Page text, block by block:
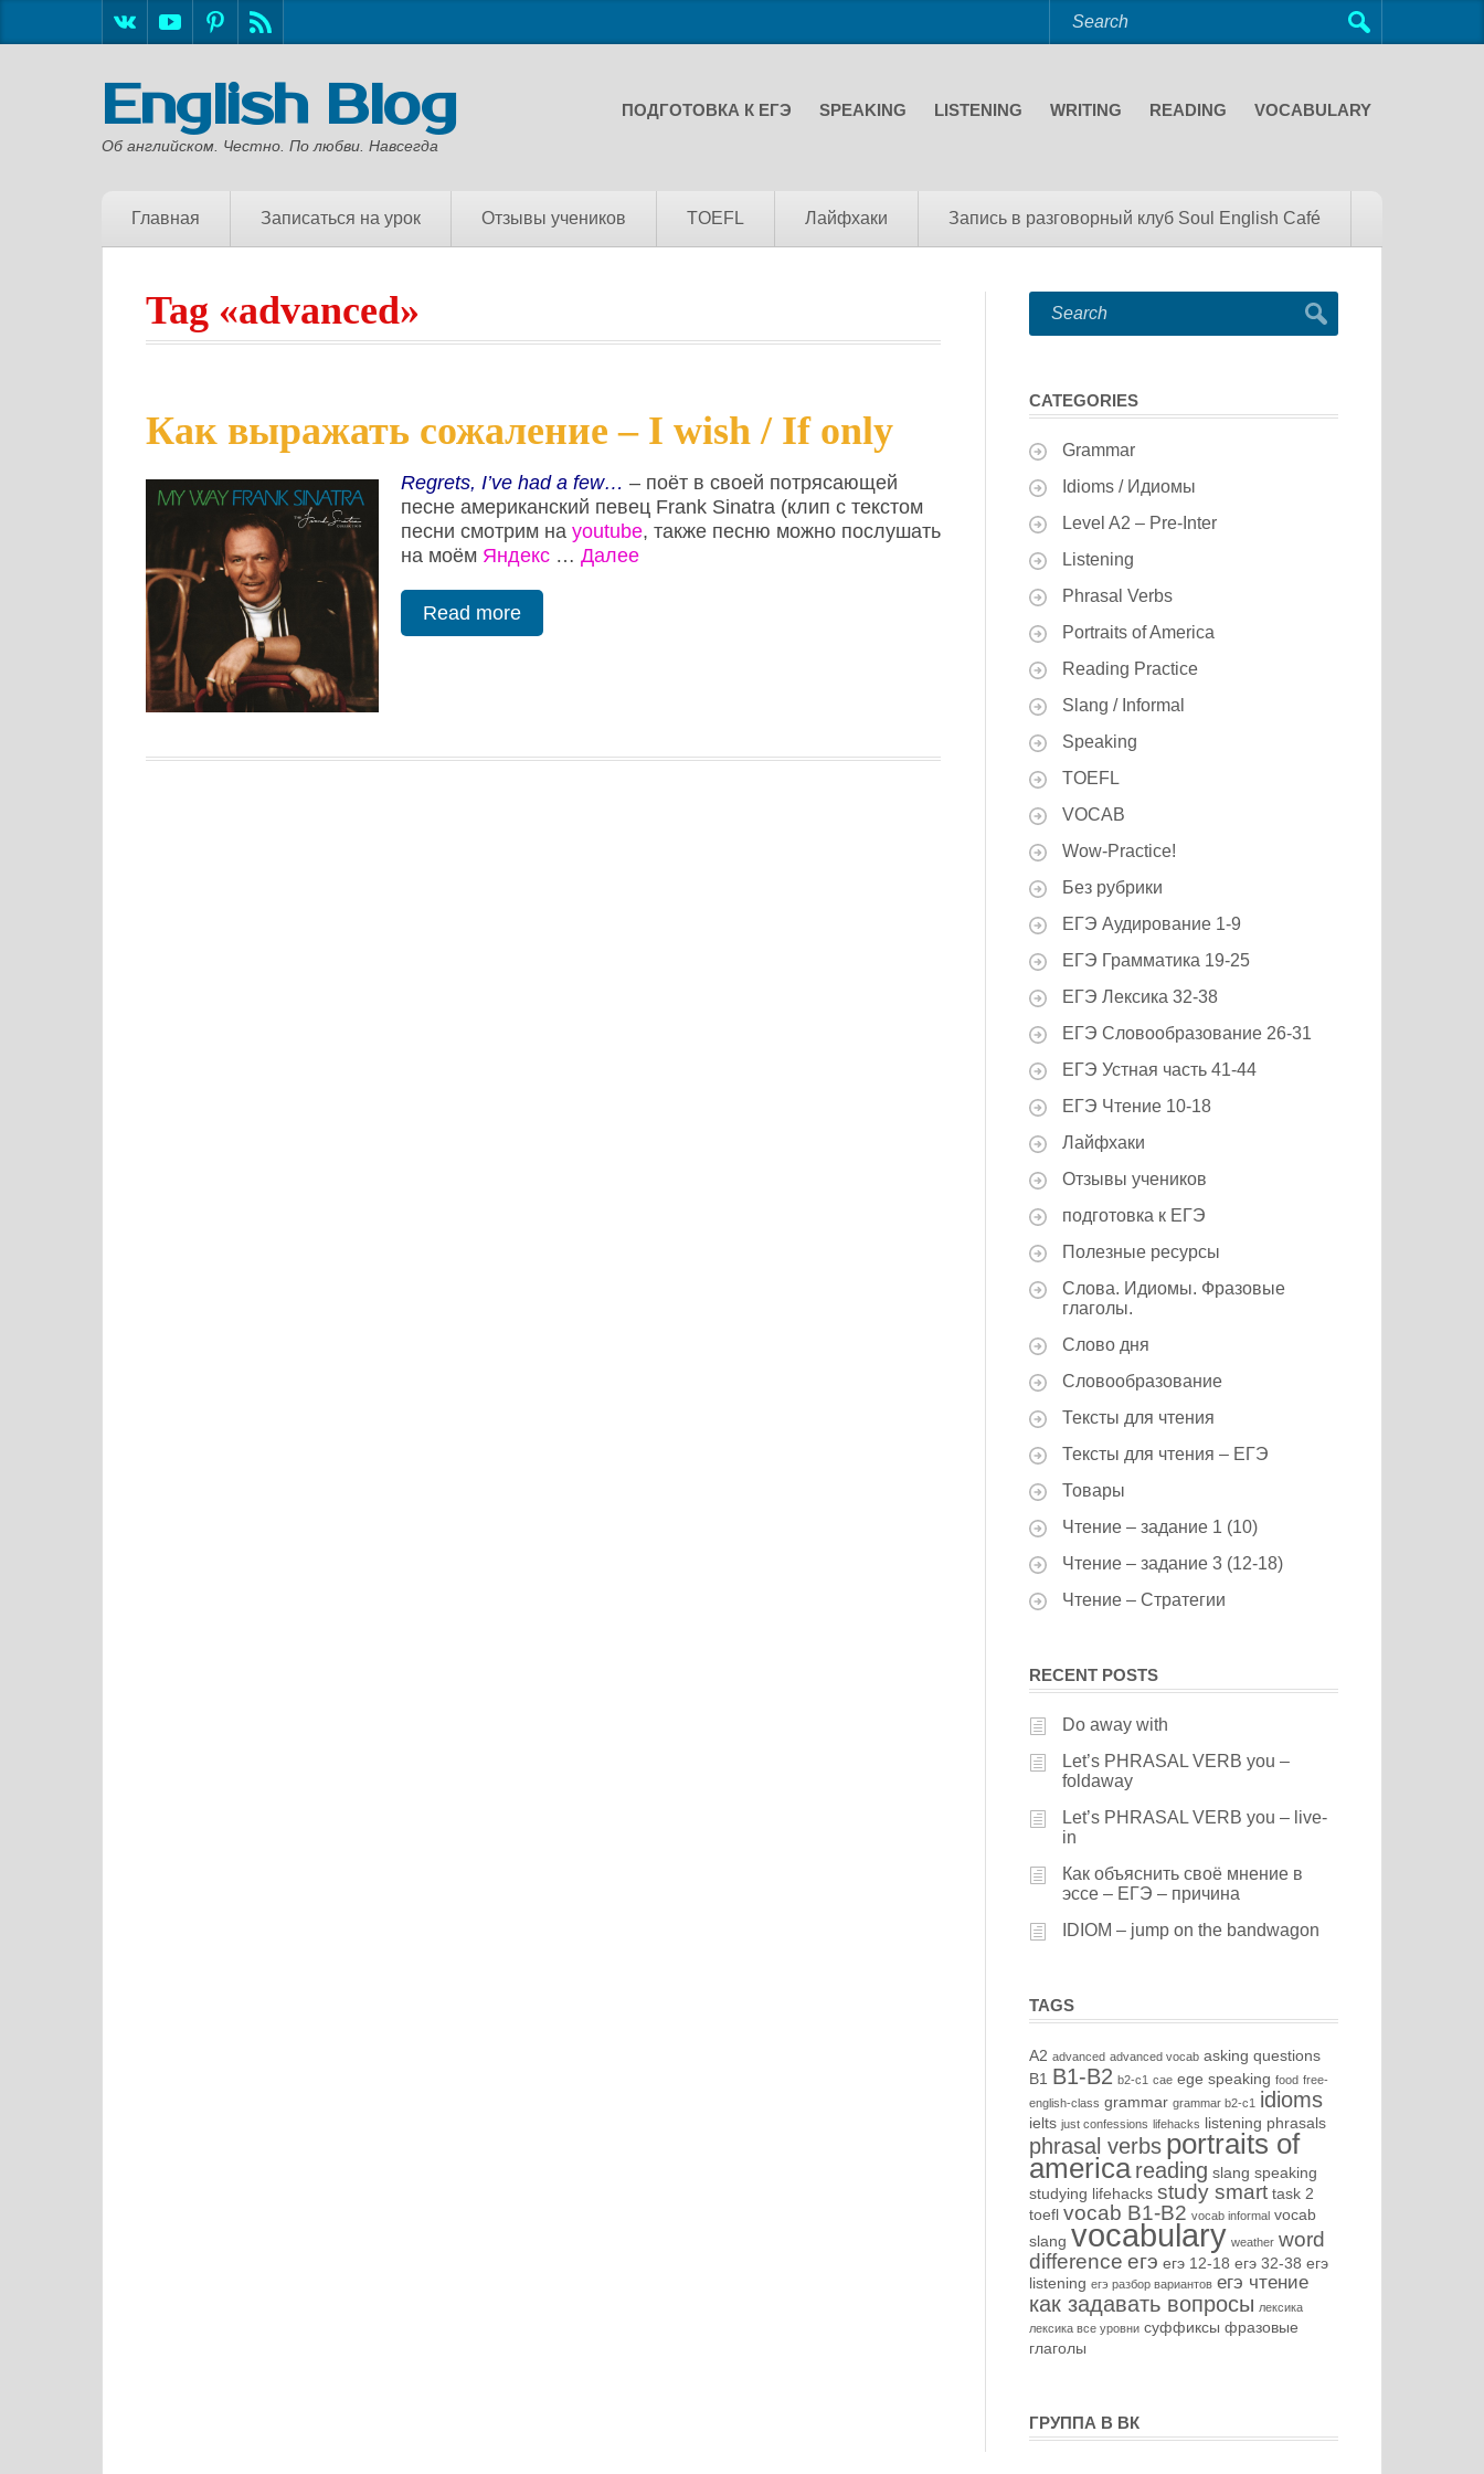
English Blog
Об английском. Честно. По любви. Навсегда
ПОДГОТОВКА К ЕГЭ SPEAKING LISTENING WRITING READING VOCABULARY
Главная Записаться на урок Отзывы учеников TOEFL Лайфхаки Запись в разговорный клуб Soul English Café
Tag «advanced»
Как выражать сожаление – I wish / If only
Regrets, I’ve had a few… – поёт в своей потрясающей
песне американский певец Frank Sinatra (клип с текстом
песни смотрим на youtube, также песню можно послушать
на моём Яндекс … Далее
Read more
CATEGORIES
Grammar
Idioms / Идиомы
Level A2 – Pre-Inter
Listening
Phrasal Verbs
Portraits of America
Reading Practice
Slang / Informal
Speaking
TOEFL
VOCAB
Wow-Practice!
Без рубрики
ЕГЭ Аудирование 1-9
ЕГЭ Грамматика 19-25
ЕГЭ Лексика 32-38
ЕГЭ Словообразование 26-31
ЕГЭ Устная часть 41-44
ЕГЭ Чтение 10-18
Лайфхаки
Отзывы учеников
подготовка к ЕГЭ
Полезные ресурсы
Слова. Идиомы. Фразовые
глаголы.
Слово дня
Словообразование
Тексты для чтения
Тексты для чтения – ЕГЭ
Товары
Чтение – задание 1 (10)
Чтение – задание 3 (12-18)
Чтение – Стратегии
RECENT POSTS
Do away with
Let’s PHRASAL VERB you –
foldaway
Let’s PHRASAL VERB you – live-
in
Как объяснить своё мнение в
эссе – ЕГЭ – причина
IDIOM – jump on the bandwagon
TAGS
A2 advanced advanced vocab asking questions
B1 B1-B2 b2-c1 cae ege speaking food free-
english-class grammar grammar b2-c1 idioms
ielts just confessions lifehacks listening phrasals
phrasal verbs portraits of
america reading slang speaking
studying lifehacks study smart task 2
toefl vocab B1-B2 vocab informal vocab
slang vocabulary weather word
difference егэ егэ 12-18 егэ 32-38 егэ
listening егэ разбор вариантов егэ чтение
как задавать вопросы лексика
лексика все уровни суффиксы фразовые
глаголы
ГРУППА В ВК